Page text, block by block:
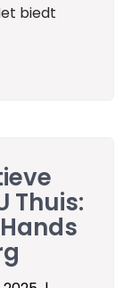
biedt
Thuis: